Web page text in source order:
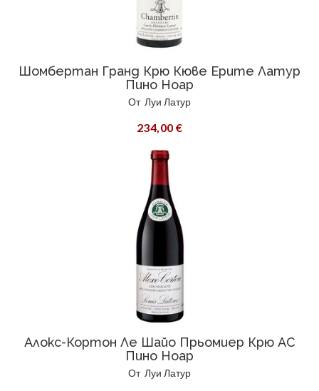
Шомбертан Гранд Крю Кюве Ерите Латур
Пино Ноар
От Луи Латур
234,00 €
Алокс-Кортон Ле Шайо Прьомиер Крю AC
Пино Ноар
От Луи Латур